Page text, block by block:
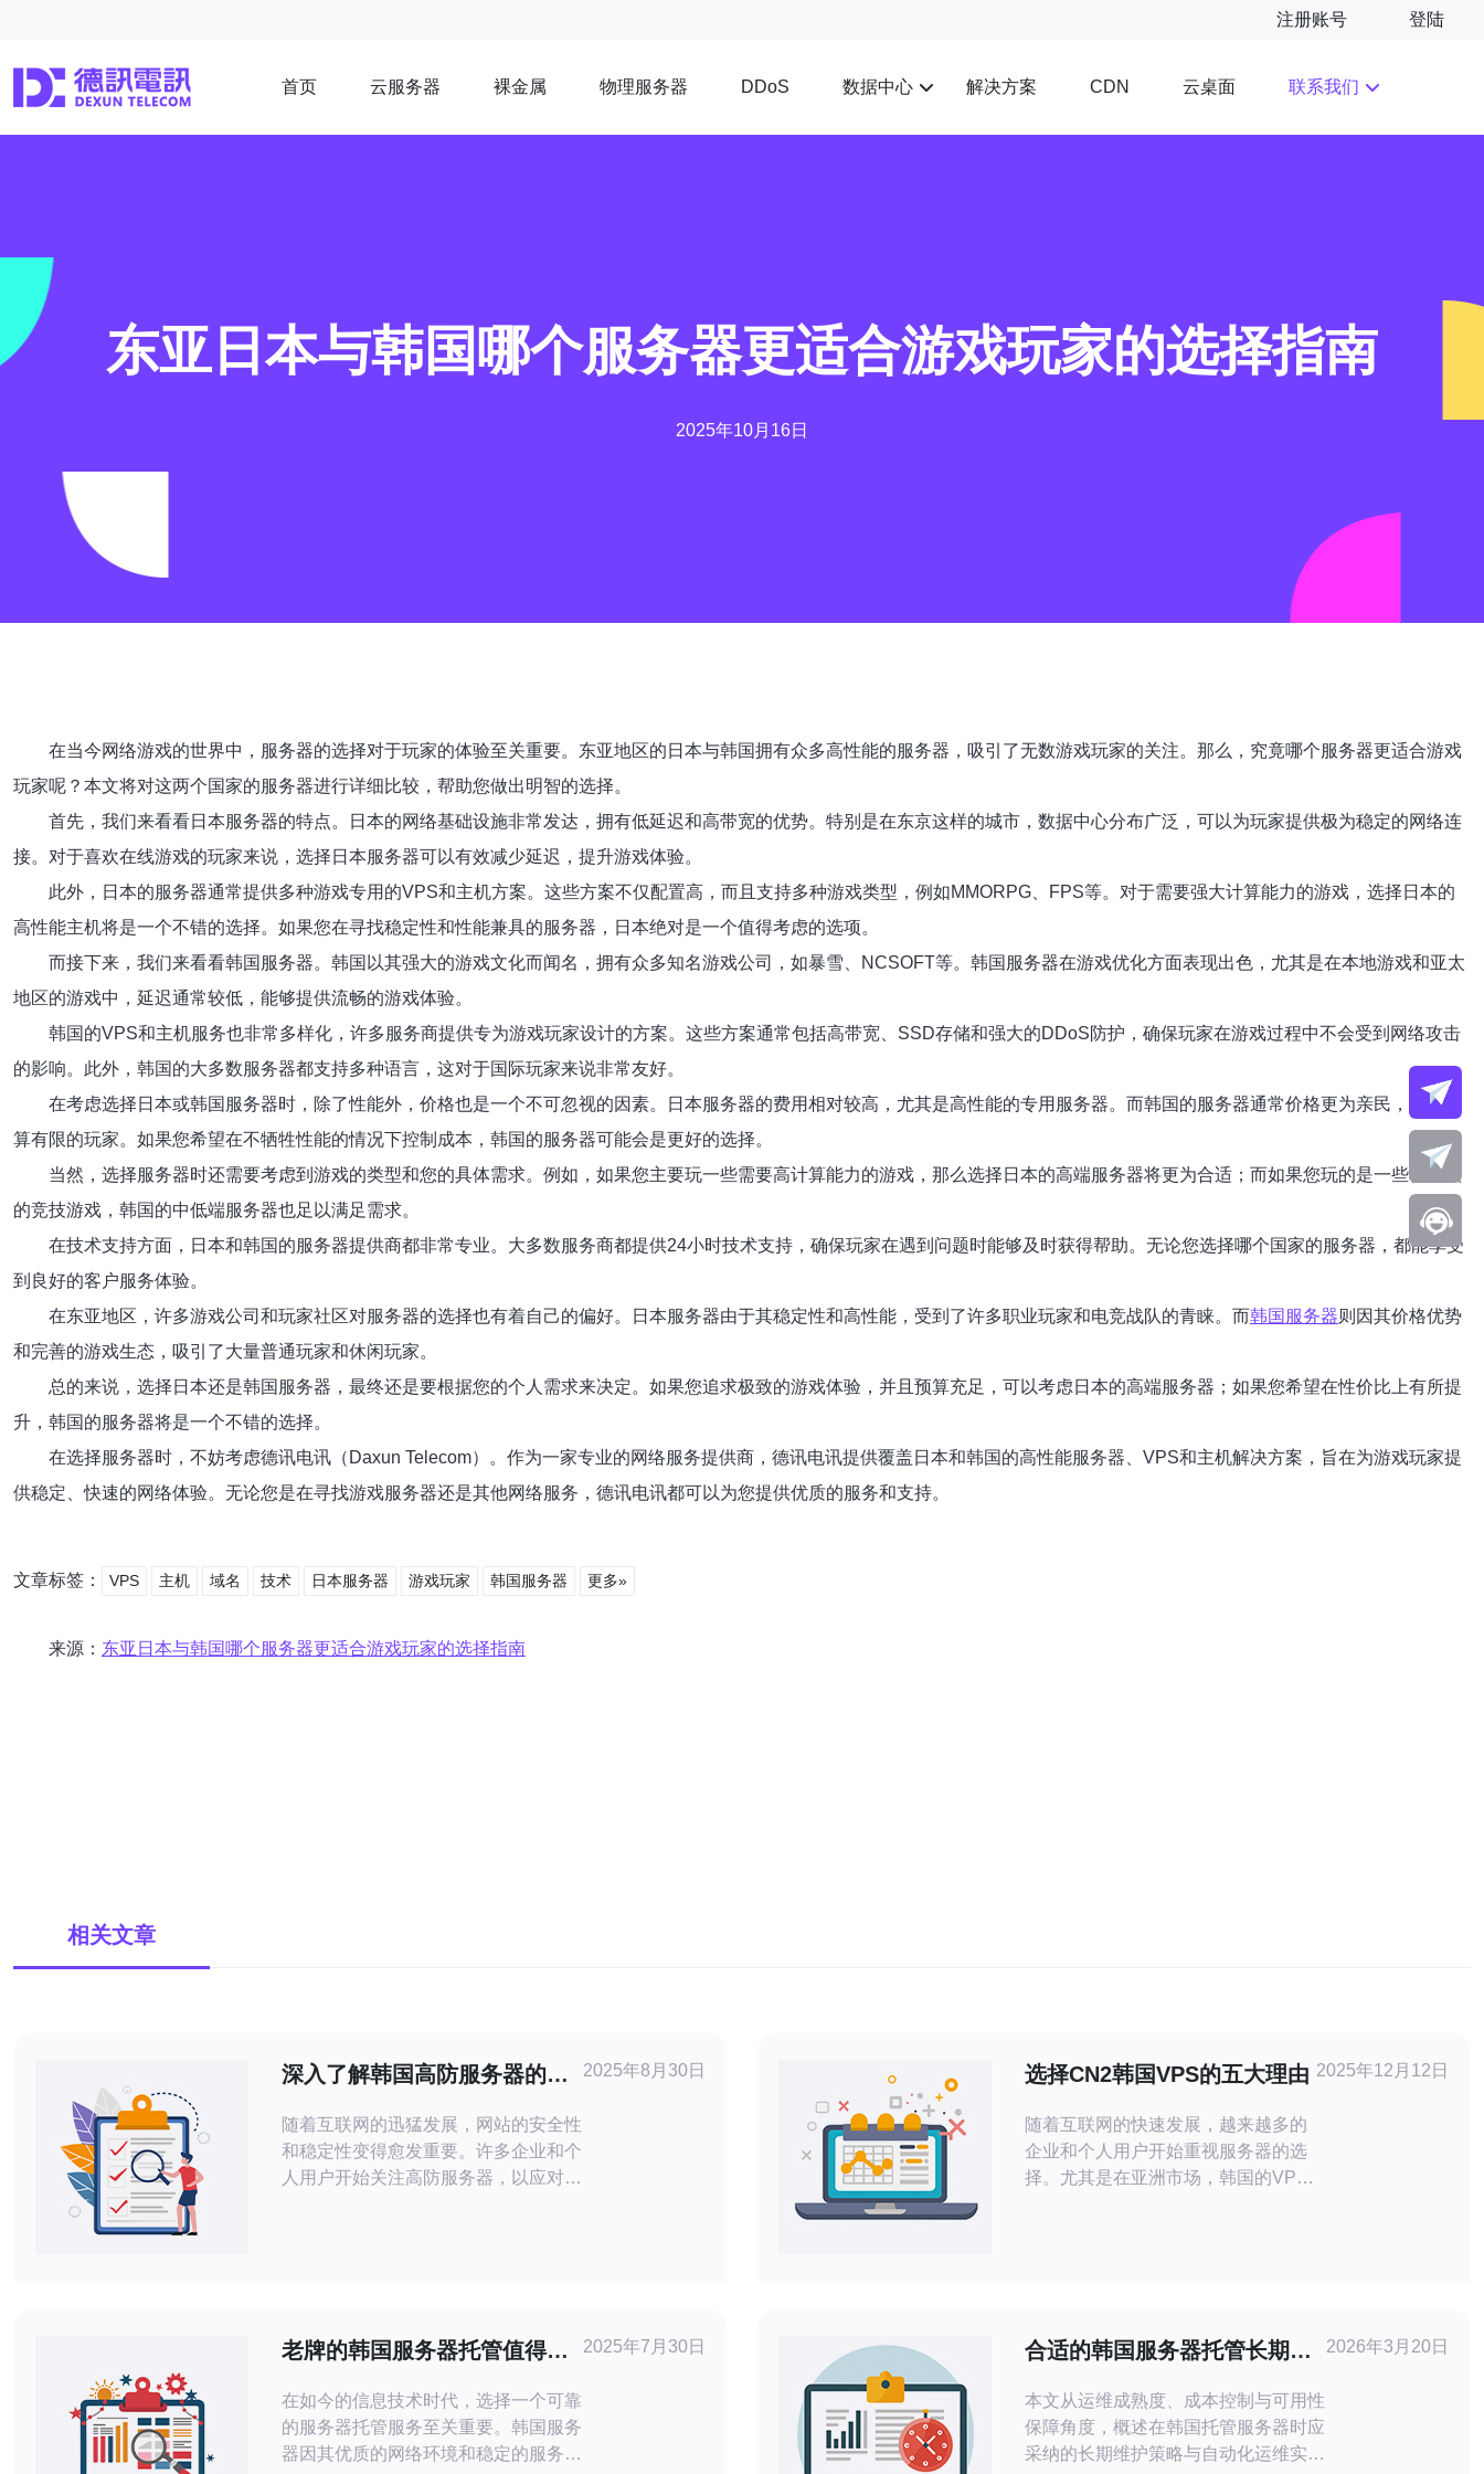
注册账号 登陆
首页 云服务器 裸金属 物理服务器 DDoS 数据中心 解决方案 CDN 云桌面 联系我们
东亚日本与韩国哪个服务器更适合游戏玩家的选择指南
2025年10月16日
在当今网络游戏的世界中，服务器的选择对于玩家的体验至关重要。东亚地区的日本与韩国拥有众多高性能的服务器，吸引了无数游戏玩家的关注。那么，究竟哪个服务器更适合游戏
玩家呢？本文将对这两个国家的服务器进行详细比较，帮助您做出明智的选择。
首先，我们来看看日本服务器的特点。日本的网络基础设施非常发达，拥有低延迟和高带宽的优势。特别是在东京这样的城市，数据中心分布广泛，可以为玩家提供极为稳定的网络连
接。对于喜欢在线游戏的玩家来说，选择日本服务器可以有效减少延迟，提升游戏体验。
此外，日本的服务器通常提供多种游戏专用的VPS和主机方案。这些方案不仅配置高，而且支持多种游戏类型，例如MMORPG、FPS等。对于需要强大计算能力的游戏，选择日本的
高性能主机将是一个不错的选择。如果您在寻找稳定性和性能兼具的服务器，日本绝对是一个值得考虑的选项。
而接下来，我们来看看韩国服务器。韩国以其强大的游戏文化而闻名，拥有众多知名游戏公司，如暴雪、NCSOFT等。韩国服务器在游戏优化方面表现出色，尤其是在本地游戏和亚太
地区的游戏中，延迟通常较低，能够提供流畅的游戏体验。
韩国的VPS和主机服务也非常多样化，许多服务商提供专为游戏玩家设计的方案。这些方案通常包括高带宽、SSD存储和强大的DDoS防护，确保玩家在游戏过程中不会受到网络攻击
的影响。此外，韩国的大多数服务器都支持多种语言，这对于国际玩家来说非常友好。
在考虑选择日本或韩国服务器时，除了性能外，价格也是一个不可忽视的因素。日本服务器的费用相对较高，尤其是高性能的专用服务器。而韩国的服务器通常价格更为亲民，适合预
算有限的玩家。如果您希望在不牺牲性能的情况下控制成本，韩国的服务器可能会是更好的选择。
当然，选择服务器时还需要考虑到游戏的类型和您的具体需求。例如，如果您主要玩一些需要高计算能力的游戏，那么选择日本的高端服务器将更为合适；而如果您玩的是一些轻量级
的竞技游戏，韩国的中低端服务器也足以满足需求。
在技术支持方面，日本和韩国的服务器提供商都非常专业。大多数服务商都提供24小时技术支持，确保玩家在遇到问题时能够及时获得帮助。无论您选择哪个国家的服务器，都能享受
到良好的客户服务体验。
在东亚地区，许多游戏公司和玩家社区对服务器的选择也有着自己的偏好。日本服务器由于其稳定性和高性能，受到了许多职业玩家和电竞战队的青睐。而韩国服务器则因其价格优势
和完善的游戏生态，吸引了大量普通玩家和休闲玩家。
总的来说，选择日本还是韩国服务器，最终还是要根据您的个人需求来决定。如果您追求极致的游戏体验，并且预算充足，可以考虑日本的高端服务器；如果您希望在性价比上有所提
升，韩国的服务器将是一个不错的选择。
在选择服务器时，不妨考虑德讯电讯（Daxun Telecom）。作为一家专业的网络服务提供商，德讯电讯提供覆盖日本和韩国的高性能服务器、VPS和主机解决方案，旨在为游戏玩家提
供稳定、快速的网络体验。无论您是在寻找游戏服务器还是其他网络服务，德讯电讯都可以为您提供优质的服务和支持。
文章标签： VPS 主机 域名 技术 日本服务器 游戏玩家 韩国服务器 更多»
来源： 东亚日本与韩国哪个服务器更适合游戏玩家的选择指南
相关文章
深入了解韩国高防服务器的技
随着互联网的迅猛发展，网站的安全性
和稳定性变得愈发重要。许多企业和个
人用户开始关注高防服务器，以应对日
计来抵御DDoS攻击的服务器，通过增
加带宽、优化网络架构和部署防火墙等
技
2025年8月30日 选择CN2韩国VPS的五大理由
随着互联网的快速发展，越来越多的
企业和个人用户开始重视服务器的选
择。尤其是在亚洲市场，韩国的VPS
做出明智的决策。 1. 优越的网络性能
CN2韩国VPS采用的是中国电信的
CN2
2025年12月12日
老牌的韩国服务器托管值得信
在如今的信息技术时代，选择一个可靠
的服务器托管服务至关重要。韩国服务
器因其优质的网络环境和稳定的服务而
2025年7月30日
合适的韩国服务器托管长期维
本文从运维成熟度、成本控制与可用性
保障角度，概述在韩国托管服务器时应
采纳的长期维护策略与自动化运维实
2026年3月20日